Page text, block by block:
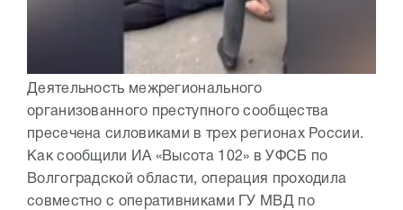
Деятельность межрегионального
организованного преступного сообщества
пресечена силовиками в трех регионах России.
Как сообщили ИА «Высота 102» в УФСБ по
Волгоградской области, операция проходила
совместно с оперативниками ГУ МВД по